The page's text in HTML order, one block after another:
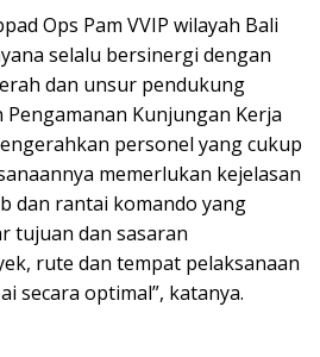
Ops Pam VVIP wilayah Bali
selalu bersinergi dengan
dan unsur pendukung
Kunjungan Kerja
personel yang cukup
memerlukan kejelasan
dan rantai komando yang
tujuan dan sasaran
rute dan tempat pelaksanaan
secara optimal”, katanya.